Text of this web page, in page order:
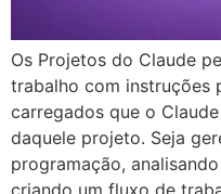
Os Projetos do Claude
trabalho com instruções
carregados que o
daquele projeto. Seja
programação,
criando um fluxo de